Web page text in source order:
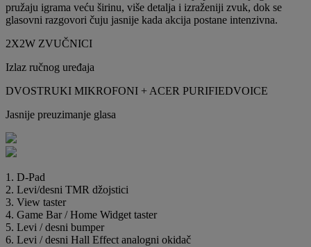
pružaju igrama veću širinu, više detalja i izraženiji zvuk, dok se
glasovni razgovori čuju jasnije kada akcija postane intenzivna.
2X2W ZVUČNICI
Izlaz ručnog uređaja
DVOSTRUKI MIKROFONI + ACER PURIFIEDVOICE
Jasnije preuzimanje glasa
1. D-Pad
2. Levi/desni TMR džojstici
3. View taster
4. Game Bar / Home Widget taster
5. Levi / desni bumper
6. Levi / desni Hall Effect analogni okidač